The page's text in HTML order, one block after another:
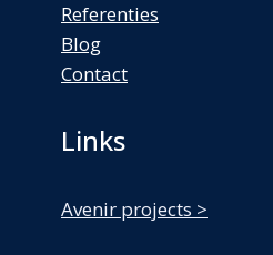
Referenties
Blog
Contact
Links
Avenir projects >